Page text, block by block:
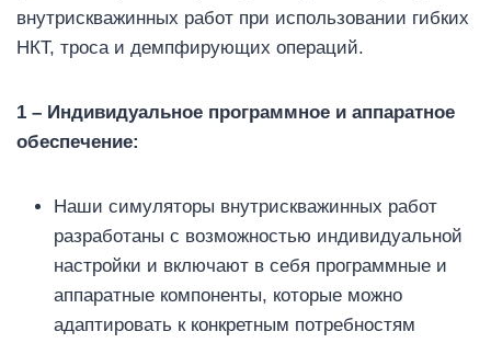
внутрискважинных работ при использовании гибких
НКТ, троса и демпфирующих операций.
1 – Индивидуальное программное и аппаратное
обеспечение:
Наши симуляторы внутрискважинных работ
разработаны с возможностью индивидуальной
настройки и включают в себя программные и
аппаратные компоненты, которые можно
адаптировать к конкретным потребностям